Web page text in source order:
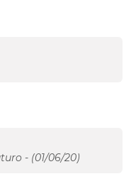
- (01/06/20)